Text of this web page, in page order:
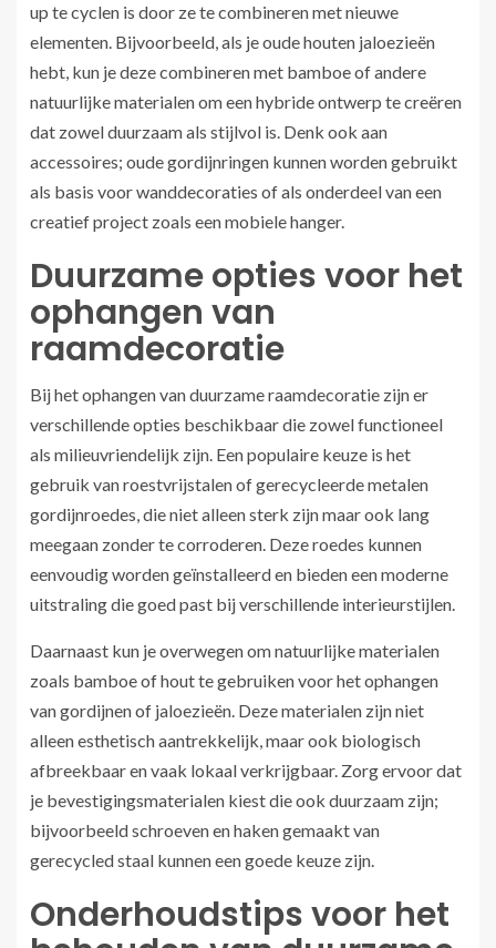
up te cyclen is door ze te combineren met nieuwe
elementen. Bijvoorbeeld, als je oude houten jaloezieën
hebt, kun je deze combineren met bamboe of andere
natuurlijke materialen om een hybride ontwerp te creëren
dat zowel duurzaam als stijlvol is. Denk ook aan
accessoires; oude gordijnringen kunnen worden gebruikt
als basis voor wanddecoraties of als onderdeel van een
creatief project zoals een mobiele hanger.
Duurzame opties voor het
ophangen van
raamdecoratie
Bij het ophangen van duurzame raamdecoratie zijn er
verschillende opties beschikbaar die zowel functioneel
als milieuvriendelijk zijn. Een populaire keuze is het
gebruik van roestvrijstalen of gerecycleerde metalen
gordijnroedes, die niet alleen sterk zijn maar ook lang
meegaan zonder te corroderen. Deze roedes kunnen
eenvoudig worden geïnstalleerd en bieden een moderne
uitstraling die goed past bij verschillende interieurstijlen.
Daarnaast kun je overwegen om natuurlijke materialen
zoals bamboe of hout te gebruiken voor het ophangen
van gordijnen of jaloezieën. Deze materialen zijn niet
alleen esthetisch aantrekkelijk, maar ook biologisch
afbreekbaar en vaak lokaal verkrijgbaar. Zorg ervoor dat
je bevestigingsmaterialen kiest die ook duurzaam zijn;
bijvoorbeeld schroeven en haken gemaakt van
gerecycled staal kunnen een goede keuze zijn.
Onderhoudstips voor het